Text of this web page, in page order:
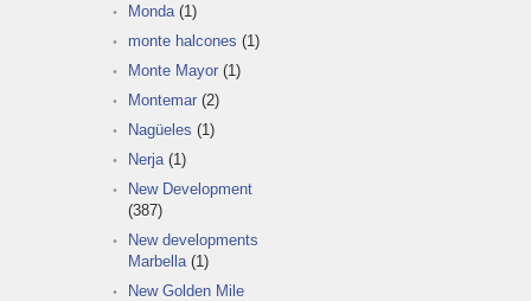
Monda (1)
monte halcones (1)
Monte Mayor (1)
Montemar (2)
Nagüeles (1)
Nerja (1)
New Development
(387)
New developments
Marbella (1)
New Golden Mile